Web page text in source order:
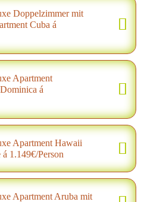
Doppelzimmer mit
Cuba á
Apartment
á
Apartment Hawaii
1.149€/Person
Apartment Aruba mit